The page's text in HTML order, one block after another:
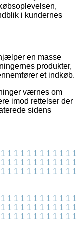
i kundernes
en masse
produkter,
et indkøb.
værnes om
imod rettelser der
sidens
1 1 1 1 1 1 1 1 1 1 1 1
1 1 1 1 1 1 1 1 1 1 1 1
1 1 1 1 1 1 1 1 1 1 1 1
1 1 1 1 1 1 1 1 1 1 1 1
1 1 1 1 1 1 1 1 1 1 1 1
1 1 1 1 1 1 1 1 1 1 1 1